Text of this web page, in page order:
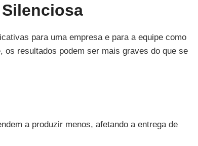
para uma empresa e para a equipe como
os resultados podem ser mais graves do que se
a produzir menos, afetando a entrega de